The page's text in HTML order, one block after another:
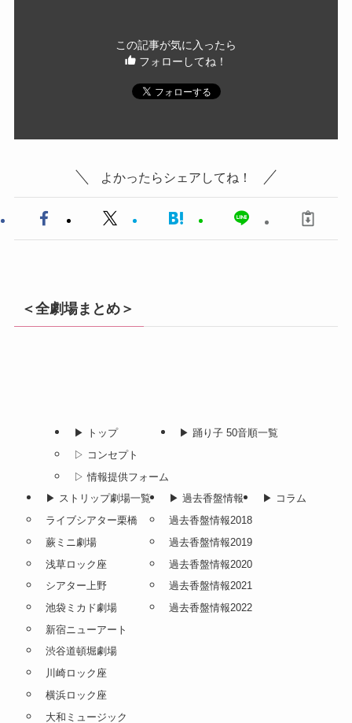
この記事が気に入ったら
フォローしてね！
よかったらシェアしてね！
＜全劇場まとめ＞
▶︎ トップ
▷ コンセプト
▷ 情報提供フォーム
▶︎ 踊り子 50音順一覧
▶︎ ストリップ劇場一覧
ライブシアター栗橋
蕨ミニ劇場
浅草ロック座
シアター上野
池袋ミカド劇場
新宿ニューアート
渋谷道頓堀劇場
川崎ロック座
横浜ロック座
大和ミュージック
▶︎ 過去香盤情報
過去香盤情報2018
過去香盤情報2019
過去香盤情報2020
過去香盤情報2021
過去香盤情報2022
▶︎ コラム